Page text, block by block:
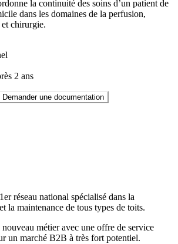
la continuité des soins d’un patient de
dans les domaines de la perfusion,
chirurgie.
2 ans
Demander une documentation
réseau national spécialisé dans la
la maintenance de tous types de toits.
métier avec une offre de service
un marché B2B à très fort potentiel.